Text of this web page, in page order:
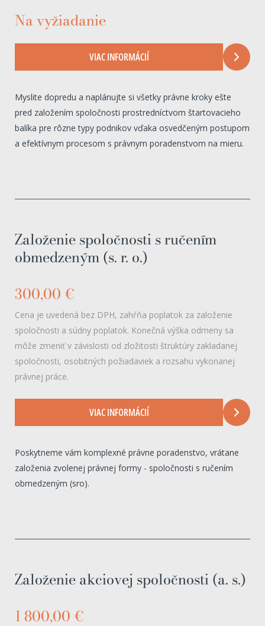
Na vyžiadanie
VIAC INFORMÁCIÍ
Myslite dopredu a naplánujte si všetky právne kroky ešte
pred založením spoločnosti prostredníctvom štartovacieho
balíka pre rôzne typy podnikov vďaka osvedčeným postupom
a efektívnym procesom s právnym poradenstvom na mieru.
Založenie spoločnosti s ručením
obmedzeným (s. r. o.)
300,00 €
Cena je uvedená bez DPH, zahŕňa poplatok za založenie
spoločnosti a súdny poplatok. Konečná výška odmeny sa
môže zmeniť v závislosti od zložitosti štruktúry zakladanej
spoločnosti, osobitných požiadaviek a rozsahu vykonanej
právnej práce.
VIAC INFORMÁCIÍ
Poskytneme vám komplexné právne poradenstvo, vrátane
založenia zvolenej právnej formy - spoločnosti s ručením
obmedzeným (sro).
Založenie akciovej spoločnosti (a. s.)
1 800,00 €